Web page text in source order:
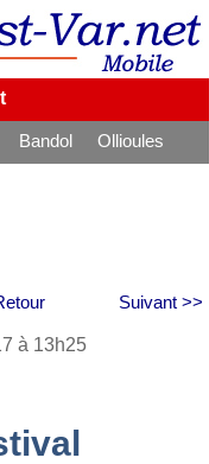
Bandol
Ollioules
Suivant >>
à 13h25